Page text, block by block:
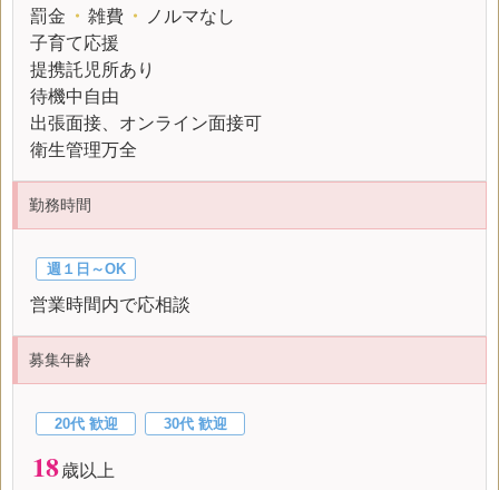
罰金 ・ 雑費 ・
ノルマなし
子育て応援
提携託児所あり
待機中自由
出張面接、オンライン面接可
衛生管理万全
勤務時間
週１日～OK
営業時間内で応相談
募集年齢
20代 歓迎 30代 歓迎
18歳以上